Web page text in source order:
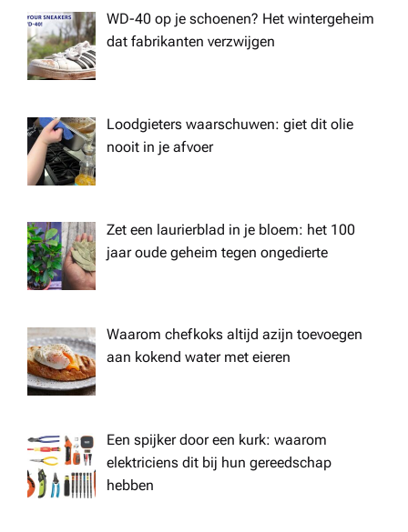
WD-40 op je schoenen? Het wintergeheim
dat fabrikanten verzwijgen
Loodgieters waarschuwen: giet dit olie
nooit in je afvoer
Zet een laurierblad in je bloem: het 100
jaar oude geheim tegen ongedierte
Waarom chefkoks altijd azijn toevoegen
aan kokend water met eieren
Een spijker door een kurk: waarom
elektriciens dit bij hun gereedschap
hebben